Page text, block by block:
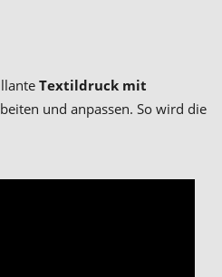
Textildruck mit
und anpassen. So wird die